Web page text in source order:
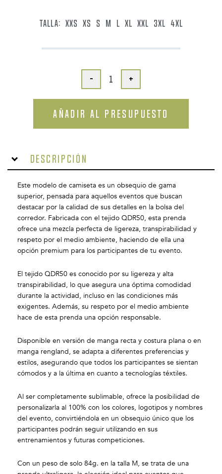
TALLA: XXS XS S M L XL XXL 3XL 4XL
- +
AÑADIR AL PRESUPUESTO
Descripción
Este modelo de camiseta es un obsequio de gama
superior, pensada para aquellos eventos que buscan
destacar por la calidad de sus detalles en la bolsa del
corredor. Fabricada con el tejido QDR50, esta prenda
ofrece una mezcla perfecta de ligereza, transpirabilidad y
respeto por el medio ambiente, haciendo de ella una
opción premium para los participantes de tu evento.
El tejido QDR50 es conocido por su ligereza y alta
transpirabilidad, lo que asegura una óptima comodidad
durante la actividad, incluso en las condiciones más
exigentes. Además, su respeto por el medio ambiente
hace de esta prenda una opción responsable.
Disponible en versión de manga recta y costura plana o en
manga rengland, se adapta a diferentes preferencias y
estilos, asegurando que todos los participantes se sientan
cómodos y a la última en cuanto a tecnologías téxtiles.
Al ser completamente sublimable, ofrece la posibilidad de
personalizarla al 100% con los colores, logotipos y nombres
del evento, convirtiéndola en un obsequio único que los
participantes podrán seguir utilizando en sus
entrenamientos y futuras competiciones.
Con un peso de solo 84g. en la talla M, se trata de una